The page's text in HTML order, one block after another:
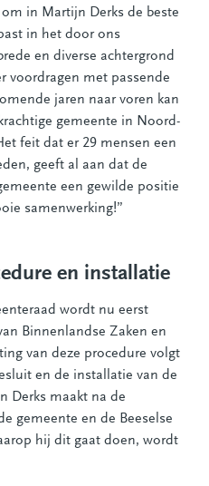
in Martijn Derks de beste
in het door ons
en diverse achtergrond
voordragen met passende
jaren naar voren kan
gemeente in Noord-
feit dat er 29 mensen een
geeft al aan dat de
een gewilde positie
samenwerking!”
en installatie
wordt nu eerst
Binnenlandse Zaken en
van deze procedure volgt
en de installatie van de
Derks maakt na de
gemeente en de Beeselse
hij dit gaat doen, wordt